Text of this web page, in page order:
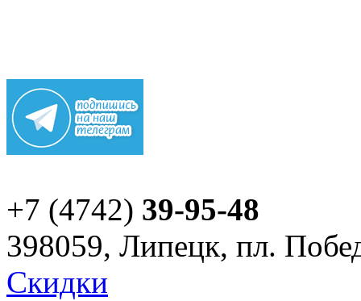
+7 (4742) 39-95-48
398059, Липецк, пл.
Скидки